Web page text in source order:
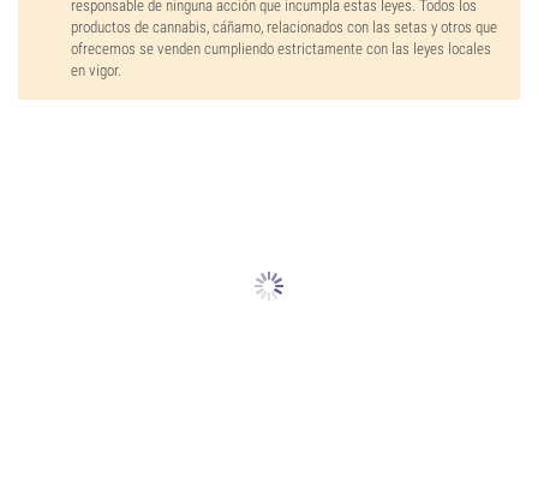
responsable de ninguna acción que incumpla estas leyes. Todos los
productos de cannabis, cáñamo, relacionados con las setas y otros que
ofrecemos se venden cumpliendo estrictamente con las leyes locales
en vigor.